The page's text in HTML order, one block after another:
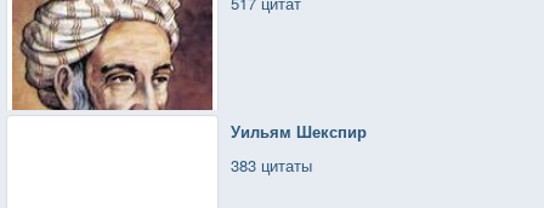
Уильям Шекспир
383 цитаты